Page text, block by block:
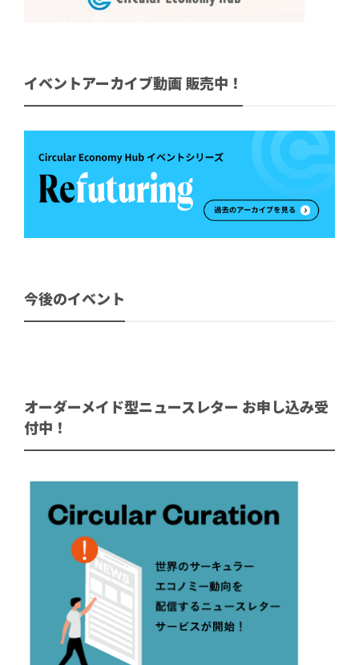
イベントアーカイブ動画 販売中！
今後のイベント
オーダーメイド型ニュースレター お申し込み受
付中！